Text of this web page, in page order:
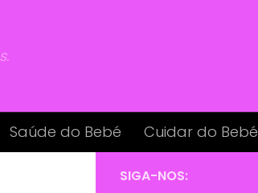
Saúde do Bebé Cuidar do Bebé
SIGA-NOS: